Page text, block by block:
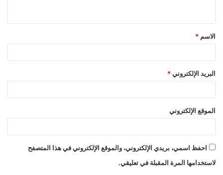
ق
*
الاسم *
البريد الإلكتروني *
الموقع الإلكتروني
احفظ اسمي، بريدي الإلكتروني، والموقع الإلكتروني في هذا المتصفح
لاستخدامها المرة المقبلة في تعليقي.